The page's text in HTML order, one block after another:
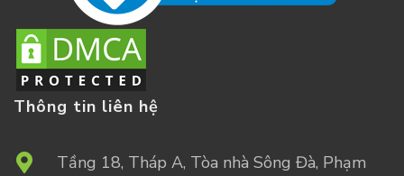
Thông tin liên hệ
Tầng 18, Tháp A, Tòa nhà Sông Đà, Phạm